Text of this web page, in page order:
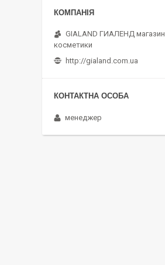
GIALAND ГИАЛЕНД магазин
косметики
http://gialand.com.ua
менеджер